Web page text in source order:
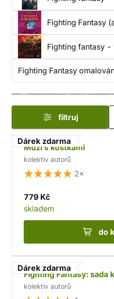
Fighting Fantasy
Fighting fantasy -
Fighting Fantasy
filtruj
Dárek zdarma
Muži s kostkami
kolektiv autorů
2×
779 Kč
skladem
do
Dárek zdarma
Fighting Fantasy: sada
kolektiv autorů